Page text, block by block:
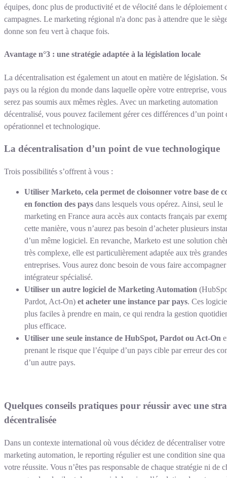
équipes, donc plus de productivité et de vélocité dans le déploiement
campagnes. Le marketing régional n'a donc pas à attendre que le
donne son feu vert à chaque fois.
Avantage n°3 : une stratégie adaptée à la législation locale
La décentralisation est également un atout en matière de législation.
pays ou la région du monde dans laquelle opère votre entreprise,
serez pas soumis aux mêmes règles. Avec un marketing automation
décentralisé, vous pouvez facilement gérer ces différences d’un point
opérationnel et technologique.
La décentralisation d’un point de vue technologique
Trois possibilités s’offrent à vous :
Utiliser Marketo, cela permet de cloisonner votre base de
en fonction des pays dans lesquels vous opérez. Ainsi, seul le
marketing en France aura accès aux contacts français par
cette manière, vous n’aurez pas besoin d’acheter plusieurs
d’un même logiciel. En revanche, Marketo est une solution
très complexe, elle est particulièrement adaptée aux très grandes
entreprises. Vous aurez donc besoin de vous faire
intégrateur spécialisé.
Utiliser un autre logiciel de Marketing Automation
Pardot, Act-On) et acheter une instance par pays. Ces
plus faciles à prendre en main, ce qui rendra la gestion
plus efficace.
Utiliser une seule instance de HubSpot, Pardot ou Act-On
prenant le risque que l’équipe d’un pays cible par erreur des
d’un autre pays.
Quelques conseils pratiques pour réussir avec une
décentralisée
Dans un contexte international où vous décidez de décentraliser votre
marketing automation, le reporting régulier est une condition sine qua
votre réussite. Vous n’êtes pas responsable de chaque stratégie ni de